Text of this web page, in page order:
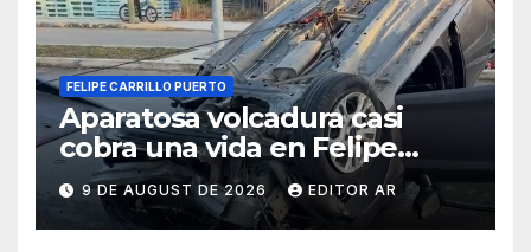
FELIPE CARRILLO PUERTO
Aparatosa volcadura casi
cobra una vida en Felipe
Carrillo Puerto
9 DE AUGUST DE 2026 EDITOR AR